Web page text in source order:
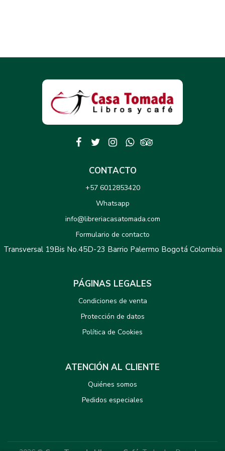
CONTACTO
+57 6012853420
Whatsapp
info@libreriacasatomada.com
Formulario de contacto
Transversal 19Bis No.45D-23 Barrio Palermo Bogotá Colombia
PÁGINAS LEGALES
Condiciones de venta
Protección de datos
Política de Cookies
ATENCIÓN AL CLIENTE
Quiénes somos
Pedidos especiales